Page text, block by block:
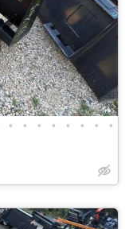
• • • • • • • •